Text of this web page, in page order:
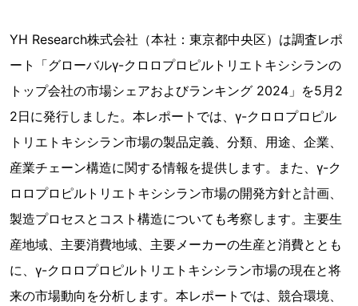
YH Research株式会社（本社：東京都中央区）は調査レポ
ート「グローバルγ-クロロプロピルトリエトキシシランの
トップ会社の市場シェアおよびランキング 2024」を5月2
2日に発行しました。本レポートでは、γ-クロロプロピル
トリエトキシシラン市場の製品定義、分類、用途、企業、
産業チェーン構造に関する情報を提供します。また、γ-ク
ロロプロピルトリエトキシシラン市場の開発方針と計画、
製造プロセスとコスト構造についても考察します。主要生
産地域、主要消費地域、主要メーカーの生産と消費ととも
に、γ-クロロプロピルトリエトキシシラン市場の現在と将
来の市場動向を分析します。本レポートでは、競合環境、